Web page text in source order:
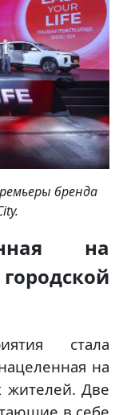
бренда
на
стала
на
жителей. Две